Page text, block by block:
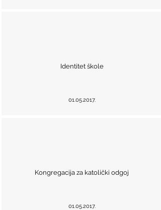
Identitet škole
01.05.2017.
Kongregacija za katolički odgoj
01.05.2017.